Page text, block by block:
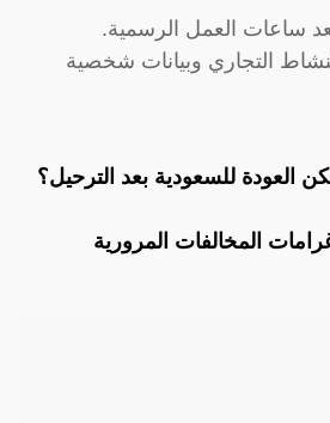
ساعات العمل الرسمية.
التجاري وبيانات شخصية
العودة للسعودية بعد الترحيل؟
المخالفات المرورية